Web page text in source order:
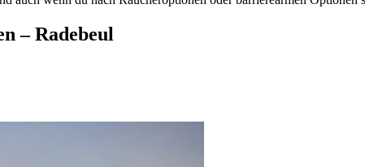
– Radebeul